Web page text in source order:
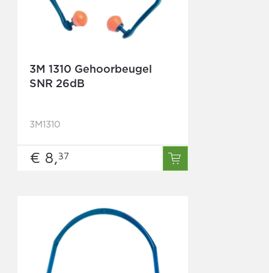
3M 1310 Gehoorbeugel
SNR 26dB
3M1310
€ 8,37